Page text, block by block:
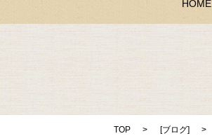
HOME
TOP [ブログ]